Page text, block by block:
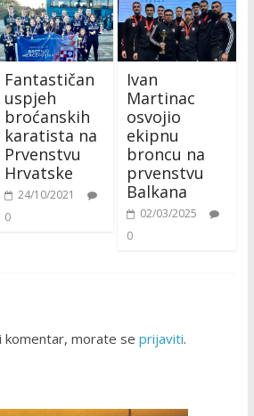
Fantastičan
uspjeh
broćanskih
karatista na
Prvenstvu
Hrvatske
24/10/2021
0
Ivan
Martinac
osvojio
ekipnu
broncu na
prvenstvu
Balkana
02/03/2025
0
komentar, morate se prijaviti.